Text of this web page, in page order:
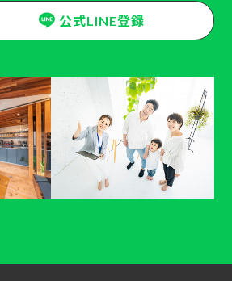
公式LINE登録